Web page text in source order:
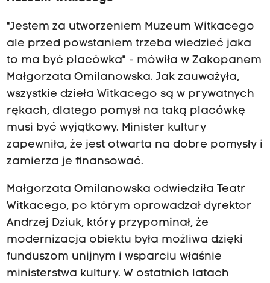
"Jestem za utworzeniem Muzeum Witkacego
ale przed powstaniem trzeba wiedzieć jaka
to ma być placówka" - mówiła w Zakopanem
Małgorzata Omilanowska. Jak zauważyła,
wszystkie dzieła Witkacego są w prywatnych
rękach, dlatego pomysł na taką placówkę
musi być wyjątkowy. Minister kultury
zapewniła, że jest otwarta na dobre pomysły i
zamierza je finansować.
Małgorzata Omilanowska odwiedziła Teatr
Witkacego, po którym oprowadzał dyrektor
Andrzej Dziuk, który przypominał, że
modernizacja obiektu była możliwa dzięki
funduszom unijnym i wsparciu właśnie
ministerstwa kultury. W ostatnich latach